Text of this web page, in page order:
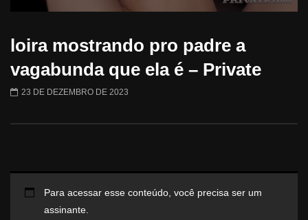
loira mostrando pro padre a
vagabunda que ela é – Private
23 DE DEZEMBRO DE 2023
Para acessar esse conteúdo, você precisa ser um
assinante.